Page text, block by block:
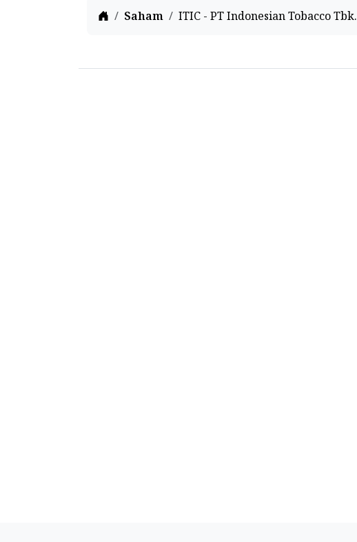
Home
Saham ITIC - PT Indonesian Tobacco Tbk.